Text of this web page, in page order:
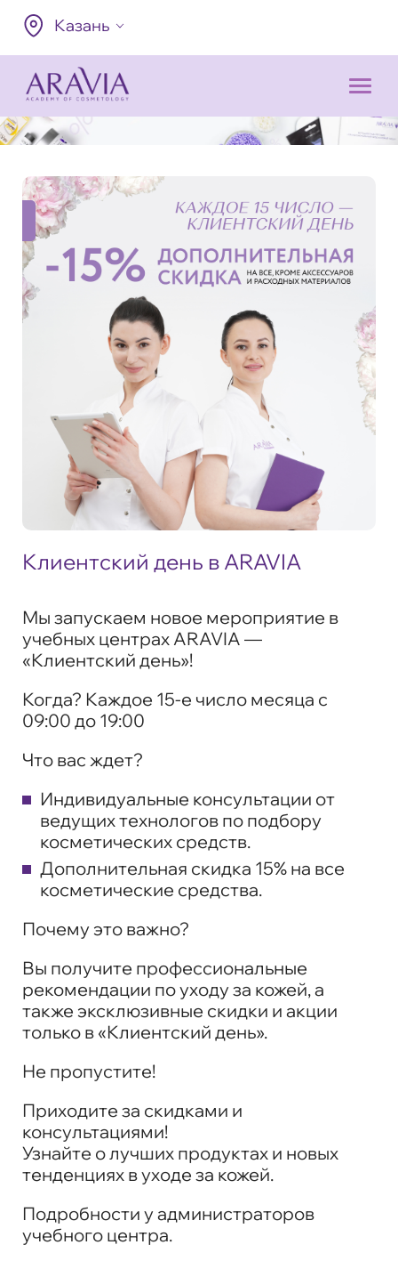
Казань
Клиентский день в ARAVIA
Мы запускаем новое мероприятие в
учебных центрах ARAVIA —
«Клиентский день»!
Когда? Каждое 15-е число месяца с
09:00 до 19:00
Что вас ждет?
Индивидуальные консультации от
ведущих технологов по подбору
косметических средств.
Дополнительная скидка 15% на все
косметические средства.
Почему это важно?
Вы получите профессиональные
рекомендации по уходу за кожей, а
также эксклюзивные скидки и акции
только в «Клиентский день».
Не пропустите!
Приходите за скидками и
консультациями!
Узнайте о лучших продуктах и новых
тенденциях в уходе за кожей.
Подробности у администраторов
учебного центра.